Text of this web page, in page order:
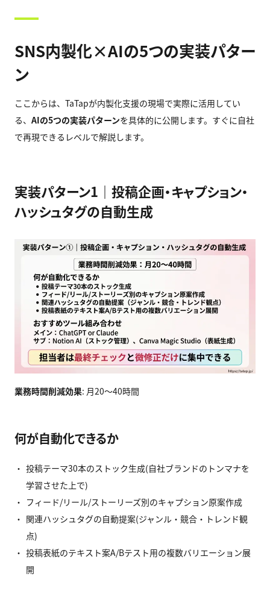
SNS内製化×AIの5つの実装パター
ン
ここからは、TaTapが内製化支援の現場で実際に活用してい
る、 AIの5つの実装パターンを具体的に公開します。すぐに自社
で再現できるレベルで解説します。
実装パターン1｜投稿企画・キャプション・
ハッシュタグの自動生成
業務時間削減効果: 月20〜40時間
何が自動化できるか
投稿テーマ30本のストック生成(自社ブランドのトンマナを
学習させた上で)
フィード/リール/ストーリーズ別のキャプション原案作成
関連ハッシュタグの自動提案(ジャンル・競合・トレンド観
点)
投稿表紙のテキスト案A/Bテスト用の複数バリエーション展
開